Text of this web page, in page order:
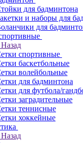
для бадминтона
и наборы для
для
Назад
спортивные
баскетбольные
волейбольные
для бадминтона
для футбола/
заградительные
теннисные
хоккейные
Назад